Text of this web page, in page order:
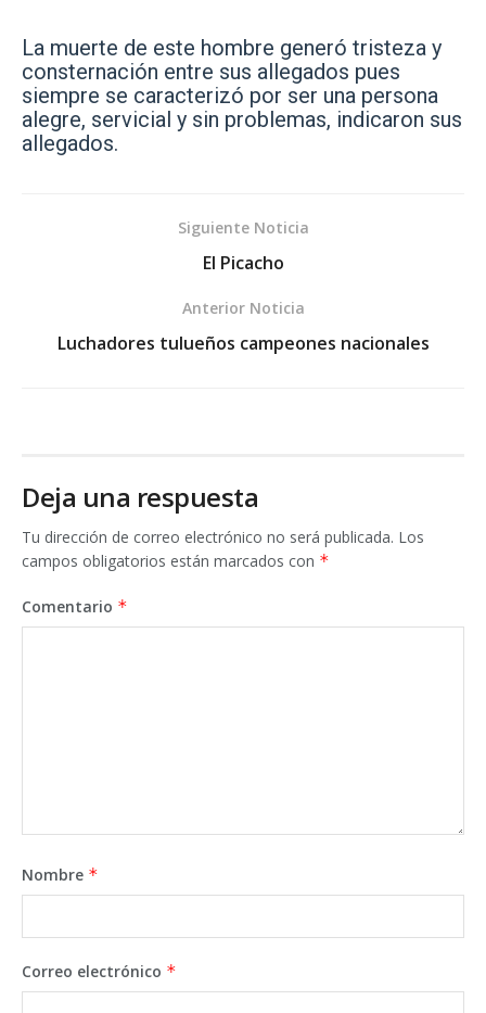
La muerte de este hombre generó tristeza y
consternación entre sus allegados pues
siempre se caracterizó por ser una persona
alegre, servicial y sin problemas, indicaron sus
allegados.
Siguiente Noticia
El Picacho
Anterior Noticia
Luchadores tulueños campeones nacionales
Deja una respuesta
Tu dirección de correo electrónico no será publicada. Los
campos obligatorios están marcados con *
Comentario *
Nombre *
Correo electrónico *